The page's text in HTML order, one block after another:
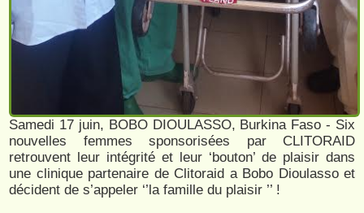
Samedi 17 juin, BOBO DIOULASSO, Burkina Faso - Six
nouvelles femmes sponsorisées par CLITORAID
retrouvent leur intégrité et leur ‘bouton’ de plaisir dans
une clinique partenaire de Clitoraid a Bobo Dioulasso et
décident de s’appeler ‘’la famille du plaisir ’’ !